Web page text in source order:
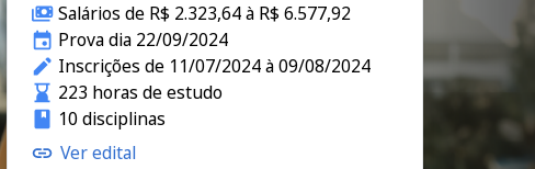
Salários de R$ 2.323,64 à R$ 6.577,92
Prova dia 22/09/2024
Inscrições de 11/07/2024 à 09/08/2024
223 horas de estudo
10 disciplinas
Ver edital